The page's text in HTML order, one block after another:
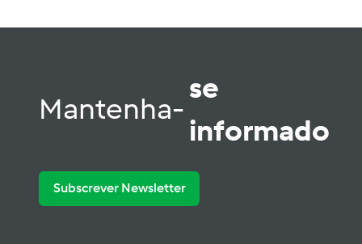
Mantenha-
se
informado
Subscrever Newsletter